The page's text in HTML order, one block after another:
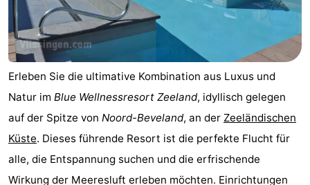
Spielplätze
Indoor-
Spielplätze
-
Bowling
-
Minigolfplätze
Wellness-
Zentren
Dörfer
&
Natur
Erleben Sie die ultimative Kombination aus Luxus und
Natur im Blue Wellnessresort Zeeland, idyllisch gelegen
auf der Spitze von Noord-Beveland, an der Zeeländischen
Küste. Dieses führende Resort ist die perfekte Flucht für
alle, die Entspannung suchen und die erfrischende
Wirkung der Meeresluft erleben möchten. Einrichtungen